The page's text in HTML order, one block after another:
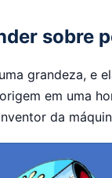
sobre
grandeza, e
em uma
da